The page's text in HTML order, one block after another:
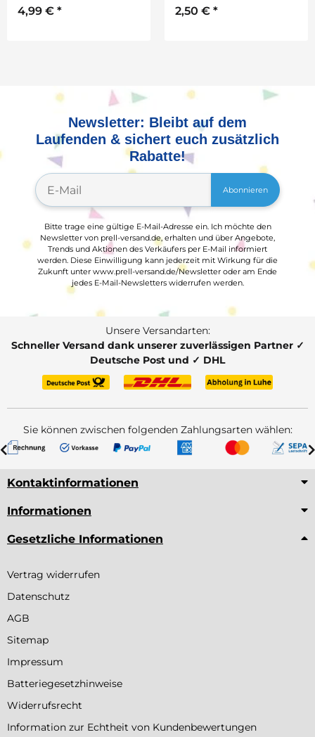
4,99 € * 2,50 € *
Newsletter: Bleibt auf dem
Laufenden & sichert euch zusätzlich
Rabatte!
Abonnieren
Bitte trage eine gültige E-Mail-Adresse ein. Ich möchte den
Newsletter von prell-versand.de, erhalten und über Angebote,
Trends und Aktionen des Verkäufers per E-Mail informiert
werden. Diese Einwilligung kann jederzeit mit Wirkung für die
Zukunft unter www.prell-versand.de/Newsletter oder am Ende
jedes E-Mail-Newsletters widerrufen werden.
Unsere Versandarten:
Schneller Versand dank unserer zuverlässigen Partner ✓
Deutsche Post und ✓ DHL
Sie können zwischen folgenden Zahlungsarten wählen:
Kontaktinformationen
Informationen
Gesetzliche Informationen
Vertrag widerrufen
Datenschutz
AGB
Sitemap
Impressum
Batteriegesetzhinweise
Widerrufsrecht
Information zur Echtheit von Kundenbewertungen